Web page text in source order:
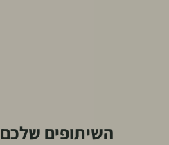
השיתופים שלכם